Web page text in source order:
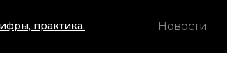
Новости
практика.